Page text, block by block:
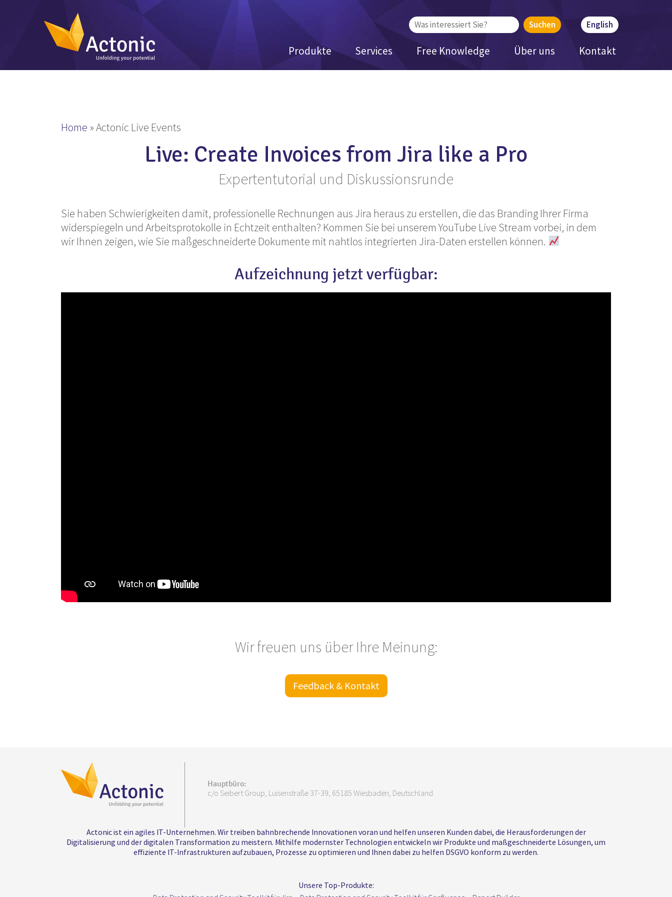
Produkte Services Free Knowledge Über uns Kontakt
English
Suchen
nach:
Home »Actonic Live Events
Live: Create Invoices from Jira like a Pro
Expertentutorial und Diskussionsrunde
Sie haben Schwierigkeiten damit, professionelle Rechnungen aus Jira heraus zu erstellen, die das Branding Ihrer Firma
widerspiegeln und Arbeitsprotokolle in Echtzeit enthalten? Kommen Sie bei unserem YouTube Live Stream vorbei, in dem
wir Ihnen zeigen, wie Sie maßgeschneiderte Dokumente mit nahtlos integrierten Jira-Daten erstellen können.
Aufzeichnung jetzt verfügbar:
Wir freuen uns über Ihre Meinung:
Feedback & Kontakt
Hauptbüro:
c/o Seibert Group, Luisenstraße 37-39, 65185 Wiesbaden, Deutschland
Actonic ist ein agiles IT-Unternehmen. Wir treiben bahnbrechende Innovationen voran und helfen unseren Kunden dabei, die Herausforderungen der
Digitalisierung und der digitalen Transformation zu meistern. Mithilfe modernster Technologien entwickeln wir Produkte und maßgeschneiderte Lösungen, um
effiziente IT-Infrastrukturen aufzubauen, Prozesse zu optimieren und Ihnen dabei zu helfen DSGVO konform zu werden.
Unsere Top-Produkte: